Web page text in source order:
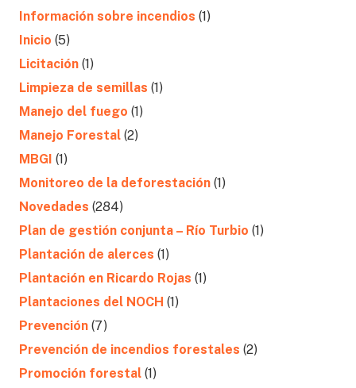
Información sobre incendios (1)
Inicio (5)
Licitación (1)
Limpieza de semillas (1)
Manejo del fuego (1)
Manejo Forestal (2)
MBGI (1)
Monitoreo de la deforestación (1)
Novedades (284)
Plan de gestión conjunta – Río Turbio (1)
Plantación de alerces (1)
Plantación en Ricardo Rojas (1)
Plantaciones del NOCH (1)
Prevención (7)
Prevención de incendios forestales (2)
Promoción forestal (1)